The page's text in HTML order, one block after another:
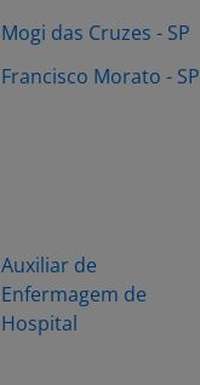
Mogi das Cruzes - SP
Francisco Morato - SP
Auxiliar de
Enfermagem de
Hospital